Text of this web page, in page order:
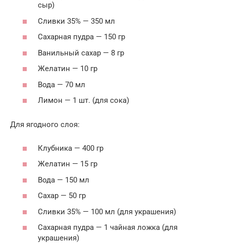
сыр)
Сливки 35% — 350 мл
Сахарная пудра — 150 гр
Ванильный сахар — 8 гр
Желатин — 10 гр
Вода — 70 мл
Лимон — 1 шт. (для сока)
Для ягодного слоя:
Клубника — 400 гр
Желатин — 15 гр
Вода — 150 мл
Сахар — 50 гр
Сливки 35% — 100 мл (для украшения)
Сахарная пудра — 1 чайная ложка (для
украшения)